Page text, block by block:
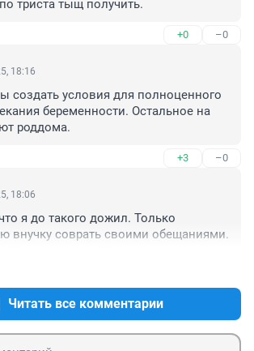
триста тыщ получить.
+0 –0
18:16
создать условия для полноценного
беременности. Остальное на
роддома.
+3 –0
18:06
я до такого дожил. Только
внучку соврать своими обещаниями.
Читать все комментарии